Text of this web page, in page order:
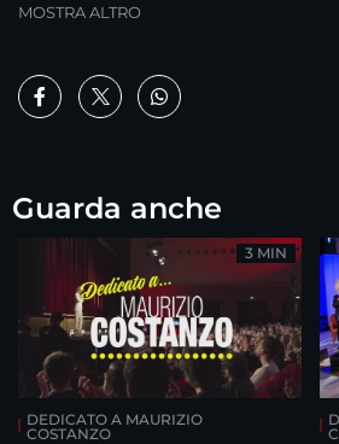
MOSTRA ALTRO
Guarda anche
DEDICATO A MAURIZIO
COSTANZO
3 MIN